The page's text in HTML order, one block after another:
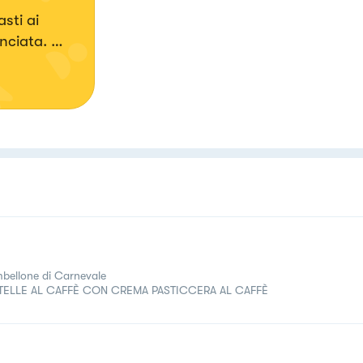
ai
di Carnevale
AL CAFFÈ CON CREMA PASTICCERA AL CAFFÈ